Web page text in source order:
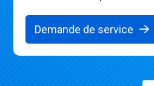
Demande de service